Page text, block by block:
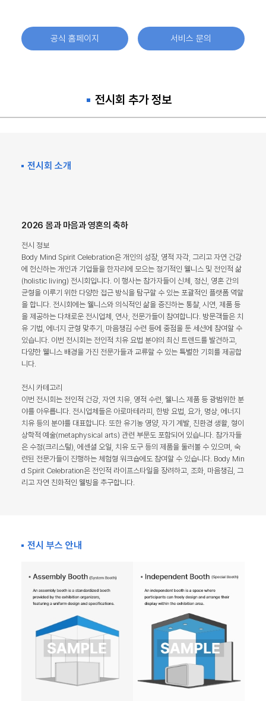
공식 홈페이지 서비스 문의
전시회 추가 정보
전시회 소개
2026 몸과 마음과 영혼의 축하
전시 정보
Body Mind Spirit Celebration은 개인의 성장, 영적 자각, 그리고 자연 건강
에 헌신하는 개인과 기업들을 한자리에 모으는 정기적인 웰니스 및 전인적 삶
(holistic living) 전시회입니다. 이 행사는 참가자들이 신체, 정신, 영혼 간의
균형을 이루기 위한 다양한 접근 방식을 탐구할 수 있는 포괄적인 플랫폼 역할
을 합니다. 전시회에는 웰니스와 의식적인 삶을 증진하는 통찰, 시연, 제품 등
을 제공하는 다채로운 전시업체, 연사, 전문가들이 참여합니다. 방문객들은 치
유 기법, 에너지 균형 맞추기, 마음챙김 수련 등에 중점을 둔 세션에 참여할 수
있습니다. 이번 전시회는 전인적 치유 요법 분야의 최신 트렌드를 발견하고,
다양한 웰니스 배경을 가진 전문가들과 교류할 수 있는 특별한 기회를 제공합
니다.
전시 카테고리
이번 전시회는 전인적 건강, 자연 치유, 영적 수련, 웰니스 제품 등 광범위한 분
야를 아우릅니다. 전시업체들은 아로마테라피, 한방 요법, 요가, 명상, 에너지
치유 등의 분야를 대표합니다. 또한 유기농 영양, 자기 계발, 친환경 생활, 형이
상학적 예술(metaphysical arts) 관련 부문도 포함되어 있습니다. 참가자들
은 수정(크리스털), 에센셜 오일, 치유 도구 등의 제품을 둘러볼 수 있으며, 숙
련된 전문가들이 진행하는 체험형 워크숍에도 참여할 수 있습니다. Body Min
d Spirit Celebration은 전인적 라이프스타일을 장려하고, 조화, 마음챙김, 그
리고 자연 친화적인 웰빙을 추구합니다.
전시 부스 안내